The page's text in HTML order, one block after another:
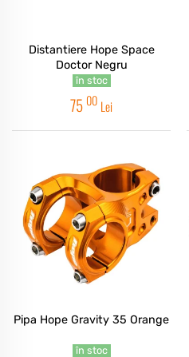
Distantiere Hope Space
Doctor Negru
în stoc
75 00 Lei
Pipa Hope Gravity 35 Orange
în stoc